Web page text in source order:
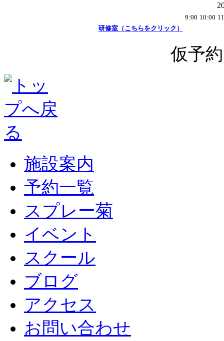
9:00 10:00
研修室（こちらをクリック）
仮予
施設案内
予約一覧
スプレー菊
イベント
スクール
ブログ
アクセス
お問い合わせ